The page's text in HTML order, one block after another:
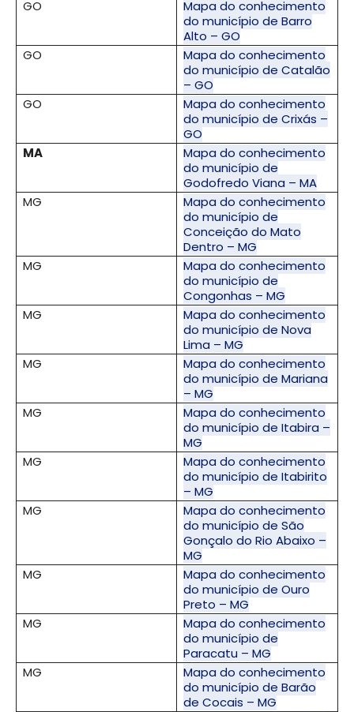
GO
Mapa do conhecimento
do município de Barro
Alto – GO
GO
Mapa do conhecimento
do município de Catalão
– GO
GO
Mapa do conhecimento
do município de Crixás –
GO
MA
Mapa do conhecimento
do município de
Godofredo Viana – MA
MG
Mapa do conhecimento
do município de
Conceição do Mato
Dentro – MG
MG
Mapa do conhecimento
do município de
Congonhas – MG
MG
Mapa do conhecimento
do município de Nova
Lima – MG
MG
Mapa do conhecimento
do município de Mariana
– MG
MG
Mapa do conhecimento
do município de Itabira –
MG
MG
Mapa do conhecimento
do município de Itabirito
– MG
MG
Mapa do conhecimento
do município de São
Gonçalo do Rio Abaixo –
MG
MG
Mapa do conhecimento
do município de Ouro
Preto – MG
MG
Mapa do conhecimento
do município de
Paracatu – MG
MG
Mapa do conhecimento
do município de Barão
de Cocais – MG